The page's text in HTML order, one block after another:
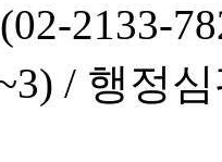
2133-
/ 행정심